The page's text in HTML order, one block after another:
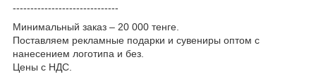
------------------------------
Минимальный заказ – 20 000 тенге.
Поставляем рекламные подарки и сувениры оптом с
нанесением логотипа и без.
Цены с НДС.